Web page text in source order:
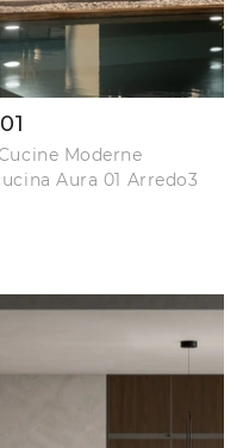
Moderne
Aura 01 Arredo3